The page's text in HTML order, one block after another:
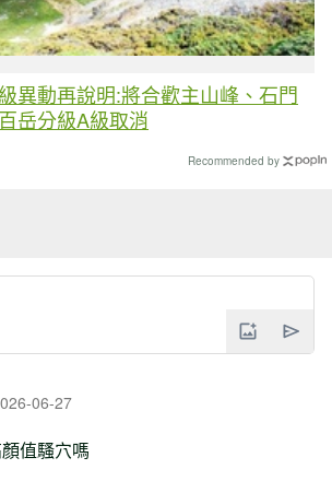
異動再說明:將合歡主山峰、石門
岳分級A級取消
Recommended by
06-27
值騷穴嗎